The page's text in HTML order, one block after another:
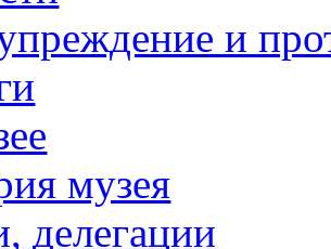
и
музея
делегации